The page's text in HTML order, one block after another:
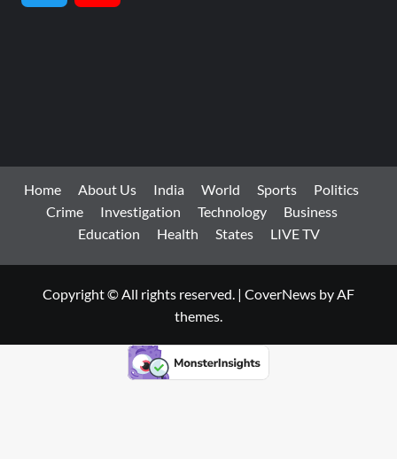
Home About Us India World Sports
Politics
Crime
Investigation Technology
Business
Education
Health States LIVE TV
Copyright © All rights reserved. | CoverNews by AF
themes.